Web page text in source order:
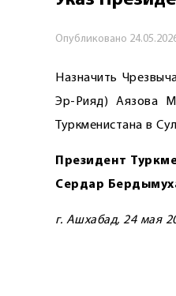
Опубликовано
Назначить
Эр-Рияд) Аязова
Туркменистана в
Президент
Сердар
г. Ашхабад, 24 мая